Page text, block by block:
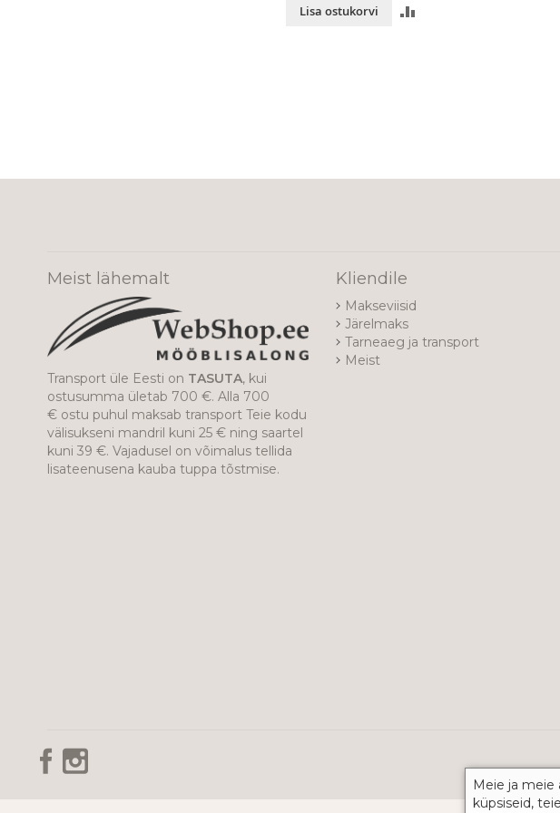
Meie ja meie
küpsiseid,
Lisa ostukorvi
Meist lähemalt
Transport üle Eesti on TASUTA, kui
ostusumma ületab 700 €. Alla 700
€ ostu puhul maksab transport Teie kodu
välisukseni mandril kuni 25 € ning saartel
kuni 39 €. Vajadusel on võimalus tellida
lisateenusena kauba tuppa tõstmise.
Kliendile
Makseviisid
Järelmaks
Tarneaeg ja transport
Meist